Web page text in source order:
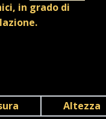
in grado di
Altezza